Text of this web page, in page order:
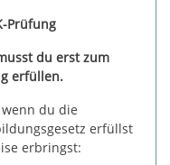
Prüfung
du erst zum
erfüllen.
du die
erfüllst
erbringst: